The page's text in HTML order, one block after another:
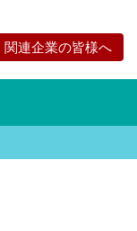
関連企業の皆様へ